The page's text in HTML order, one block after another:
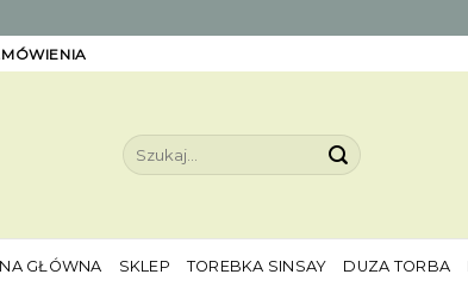
Szukaj:
GŁÓWNA SKLEP TOREBKA SINSAY DUZA TORBA